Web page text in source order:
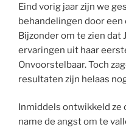
Eind vorig jaar zijn we
behandelingen door
Bijzonder om te zien dat
ervaringen uit haar
Onvoorstelbaar. Toch
resultaten zijn helaas
Inmiddels ontwikkeld ze
name de angst om te